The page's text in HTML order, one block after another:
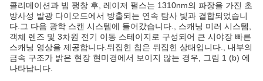
콜리메이션과 빔 팽창 후, 레이저 펄스는 1310nm의 파장을 가진 초
방사성 발광 다이오드에서 방출되는 연속 탐사 빛과 결합되었습니
다.그 다음 광학 스캔 시스템에 들어갔습니다., 스캐닝 미러 시스템,
객체 렌즈 및 3차원 전기 이동 스테이지로 구성되어 큰 시야장 빠른
스캐닝 영상을 제공합니다.뒤집힌 칩은 뒤집힌 상태입니다., 내부의
금속 구조가 밝은 현장 현미경에서 보이지 않는 경우, 그림 1 (b) 에
나타납니다.